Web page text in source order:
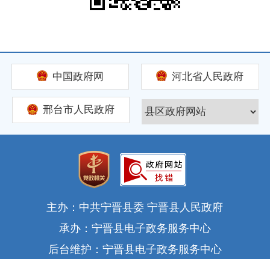
中国政府网 河北省人民政府
邢台市人民政府
主办：中共宁晋县委 宁晋县人民政府
承办：宁晋县电子政务服务中心
后台维护：宁晋县电子政务服务中心